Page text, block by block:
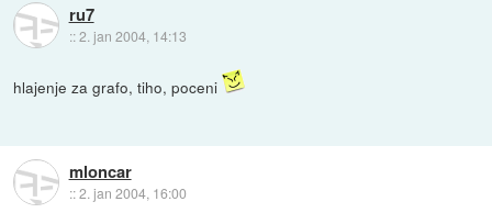
ru7
::2. jan 2004, 14:13
hlajenje za grafo, tiho, poceni
mloncar
::2. jan 2004, 16:00